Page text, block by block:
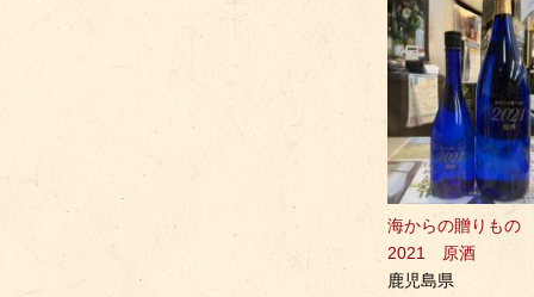
海からの贈りも
2021 原酒
鹿児島県